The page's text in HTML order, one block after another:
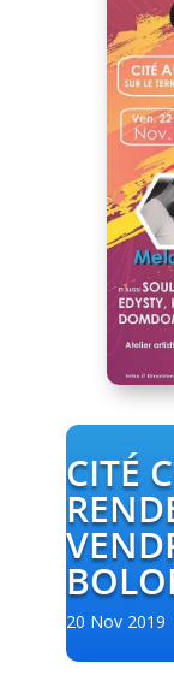
CITÉ
20 Nov 2019